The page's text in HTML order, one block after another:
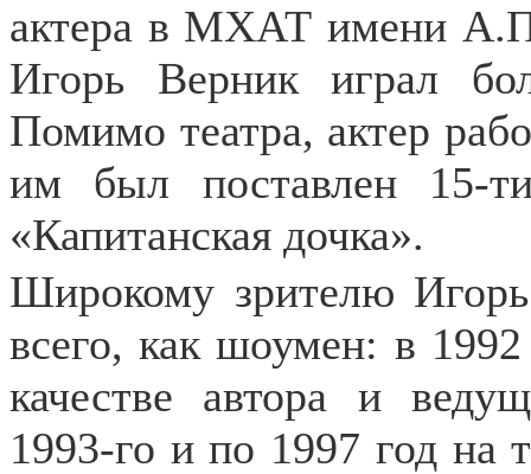
актера в МХАТ имени
Игорь Верник играл
Помимо театра, актер
им был поставлен 15-
«Капитанская дочка».
Широкому зрителю
всего, как шоумен: в
качестве автора и
1993-го и по 1997 год на